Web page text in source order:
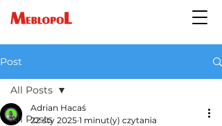
Post
All Posts
All Posts
Adrian Hacaś
22 sty 2025 1 minut(y) czytania